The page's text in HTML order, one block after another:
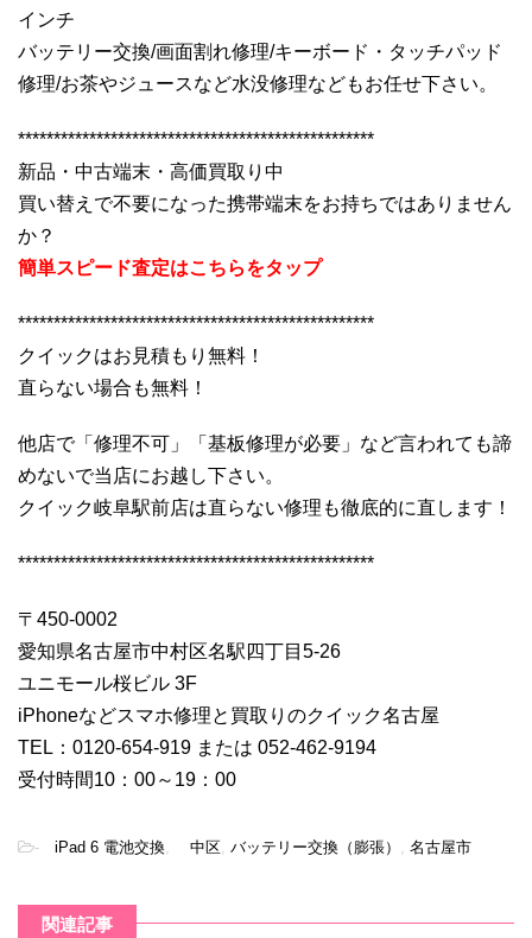
インチ
バッテリー交換/画面割れ修理/キーボード・タッチパッド
修理/お茶やジュースなど水没修理などもお任せ下さい。
**************************************************
新品・中古端末・高価買取り中
買い替えで不要になった携帯端末をお持ちではありません
か？
簡単スピード査定はこちらをタップ
**************************************************
クイックはお見積もり無料！
直らない場合も無料！
他店で「修理不可」「基板修理が必要」など言われても諦
めないで当店にお越し下さい。
クイック岐阜駅前店は直らない修理も徹底的に直します！
**************************************************
〒450-0002
愛知県名古屋市中村区名駅四丁目5-26
ユニモール桜ビル 3F
iPhoneなどスマホ修理と買取りのクイック名古屋
TEL：0120-654-919 または 052-462-9194
受付時間10：00～19：00
- iPad 6 電池交換, 中区, バッテリー交換（膨張） , 名古屋市
関連記事